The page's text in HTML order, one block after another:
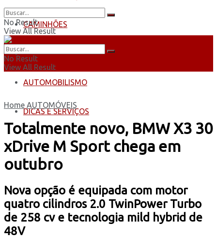
CAMINHÕES
ÔNIBUS
AUTOMOBILISMO
DICAS E SERVIÇOS
No Result
View All Result
No Result
View All Result
Home AUTOMÓVEIS
Totalmente novo, BMW X3 30
xDrive M Sport chega em
outubro
Nova opção é equipada com motor
quatro cilindros 2.0 TwinPower Turbo
de 258 cv e tecnologia mild hybrid de
48V